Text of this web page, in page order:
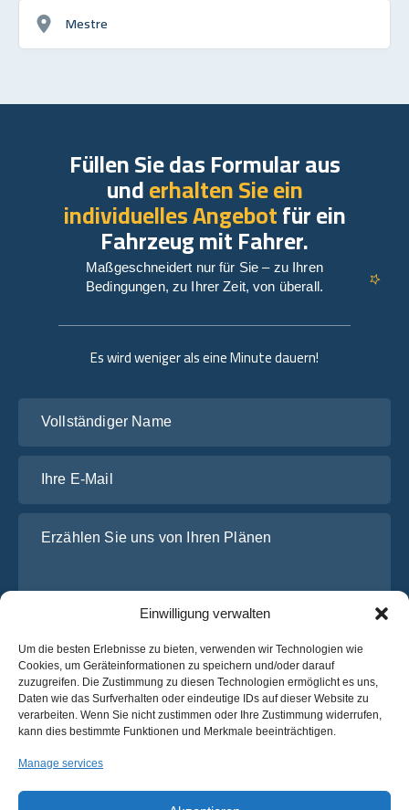
Einwilligung verwalten
Um die besten Erlebnisse zu bieten, verwenden wir Technologien wie
Cookies, um Geräteinformationen zu speichern und/oder darauf
zuzugreifen. Die Zustimmung zu diesen Technologien ermöglicht es uns,
Daten wie das Surfverhalten oder eindeutige IDs auf dieser Website zu
verarbeiten. Wenn Sie nicht zustimmen oder Ihre Zustimmung widerrufen,
kann dies bestimmte Funktionen und Merkmale beeinträchtigen.
Manage services
Mestre
Es wird weniger als eine Minute dauern!
Ich habe dieDatenschutz-Bestimmungenvon OsaBus
gelesen und stimme ihnen zu.
Ein Angebot einholen
Füllen Sie das Formular aus
underhalten Sie ein
individuelles Angebotfür ein
Fahrzeug mit Fahrer.
Maßgeschneidert nur für Sie – zu Ihren
Bedingungen, zu Ihrer Zeit, von überall.